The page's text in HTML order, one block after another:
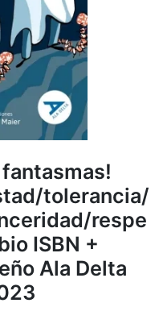
tolerancia/
respe
ISBN +
Ala Delta